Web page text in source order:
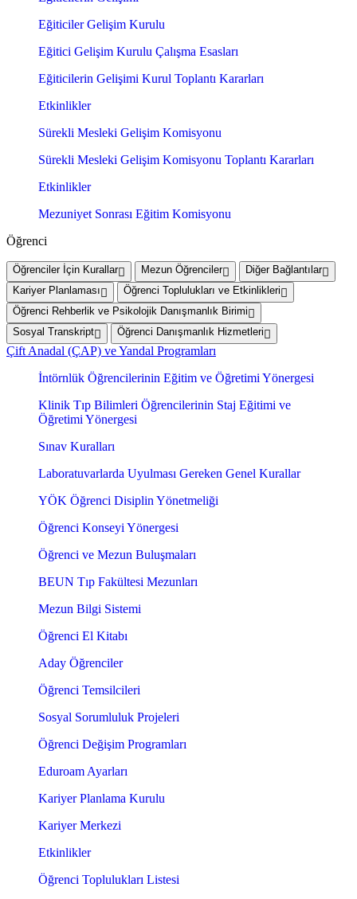
Eğiticiler Gelişim Kurulu
Eğitici Gelişim Kurulu Çalışma Esasları
Eğiticilerin Gelişimi Kurul Toplantı Kararları
Etkinlikler
Sürekli Mesleki Gelişim Komisyonu
Sürekli Mesleki Gelişim Komisyonu Toplantı Kararları
Etkinlikler
Mezuniyet Sonrası Eğitim Komisyonu
Öğrenci
Öğrenciler İçin Kurallar Mezun Öğrenciler
Diğer Bağlantılar
Kariyer Planlaması
Öğrenci Toplulukları ve Etkinlikleri
Öğrenci Rehberlik ve Psikolojik Danışmanlık Birimi
Sosyal Transkript
Öğrenci Danışmanlık Hizmetleri
Çift Anadal (ÇAP) ve Yandal Programları
İntörnlük Öğrencilerinin Eğitim ve Öğretimi Yönergesi
Klinik Tıp Bilimleri Öğrencilerinin Staj Eğitimi ve
Öğretimi Yönergesi
Sınav Kuralları
Laboratuvarlarda Uyulması Gereken Genel Kurallar
YÖK Öğrenci Disiplin Yönetmeliği
Öğrenci Konseyi Yönergesi
Öğrenci ve Mezun Buluşmaları
BEUN Tıp Fakültesi Mezunları
Mezun Bilgi Sistemi
Öğrenci El Kitabı
Aday Öğrenciler
Öğrenci Temsilcileri
Sosyal Sorumluluk Projeleri
Öğrenci Değişim Programları
Eduroam Ayarları
Kariyer Planlama Kurulu
Kariyer Merkezi
Etkinlikler
Öğrenci Toplulukları Listesi